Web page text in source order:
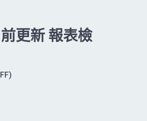
更新 報表檢